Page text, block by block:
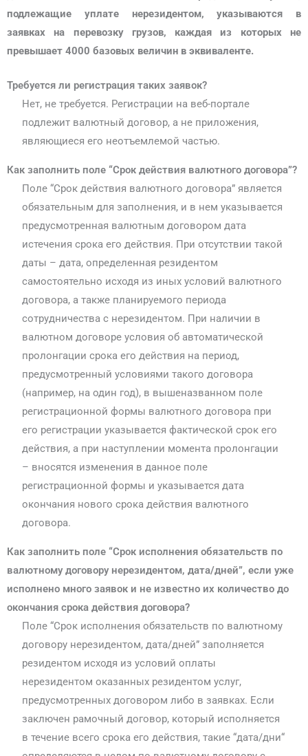
подлежащие уплате нерезидентом, указываются в
заявках на перевозку грузов, каждая из которых не
превышает 4000 базовых величин в эквиваленте.
Требуется ли регистрация таких заявок?
Нет, не требуется. Регистрации на веб-портале
подлежит валютный договор, а не приложения,
являющиеся его неотъемлемой частью.
Как заполнить поле “Срок действия валютного договора”?
Поле “Срок действия валютного договора” является
обязательным для заполнения, и в нем указывается
предусмотренная валютным договором дата
истечения срока его действия. При отсутствии такой
даты – дата, определенная резидентом
самостоятельно исходя из иных условий валютного
договора, а также планируемого периода
сотрудничества с нерезидентом. При наличии в
валютном договоре условия об автоматической
пролонгации срока его действия на период,
предусмотренный условиями такого договора
(например, на один год), в вышеназванном поле
регистрационной формы валютного договора при
его регистрации указывается фактической срок его
действия, а при наступлении момента пролонгации
– вносятся изменения в данное поле
регистрационной формы и указывается дата
окончания нового срока действия валютного
договора.
Как заполнить поле “Срок исполнения обязательств по
валютному договору нерезидентом, дата/дней”, если уже
исполнено много заявок и не известно их количество до
окончания срока действия договора?
Поле “Срок исполнения обязательств по валютному
договору нерезидентом, дата/дней” заполняется
резидентом исходя из условий оплаты
нерезидентом оказанных резидентом услуг,
предусмотренных договором либо в заявках. Если
заключен рамочный договор, который исполняется
в течение всего срока его действия, такие “дата/дни“